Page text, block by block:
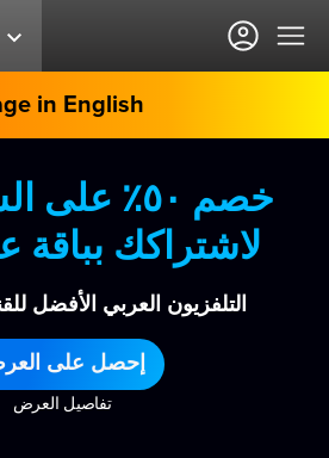
in English
خصم ٥٠٪
لاشتراكك بباقة
التلفزيون العربي الأفضل
إحصل على
تفاصيل العرض